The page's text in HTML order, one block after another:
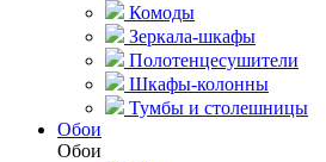
Комоды
Зеркала-шкафы
Полотенцесушители
Шкафы-колонны
Тумбы и столешницы
Обои
Обои